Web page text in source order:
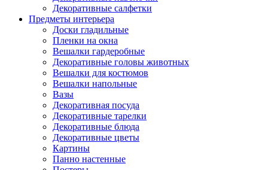
Декоративные салфетки
Предметы интерьера
Доски гладильные
Пленки на окна
Вешалки гардеробные
Декоративные головы животных
Вешалки для костюмов
Вешалки напольные
Вазы
Декоративная посуда
Декоративные тарелки
Декоративные блюда
Декоративные цветы
Картины
Панно настенные